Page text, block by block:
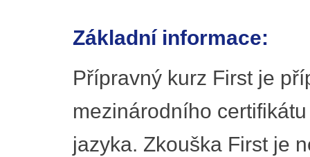
Základní informace:
Přípravný kurz First je
mezinárodního
jazyka. Zkouška First je